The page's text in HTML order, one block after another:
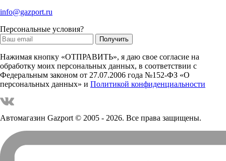
info@gazport.ru
Персональные условия?
Нажимая кнопку «ОТПРАВИТЬ», я даю свое согласие на
обработку моих персональных данных, в соответствии с
Федеральным законом от 27.07.2006 года №152-ФЗ «О
персональных данных» и Политикой конфиденциальности
Автомагазин Gazport© 2005 - 2026. Все права защищены.